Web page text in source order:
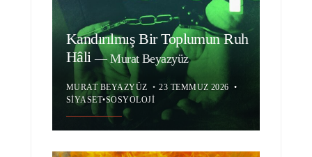
Kandırılmış Bir Toplumun Ruh
Hâli—Murat Beyazyüz
MURAT BEYAZYÜZ • 23 TEMMUZ 2026 •
SIYASET•SOSYOLOJI